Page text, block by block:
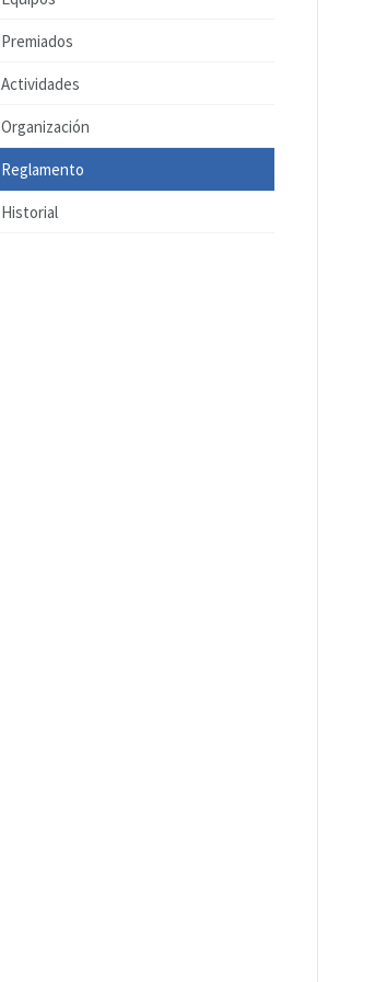
Premiados
Actividades
Organización
Reglamento
Historial